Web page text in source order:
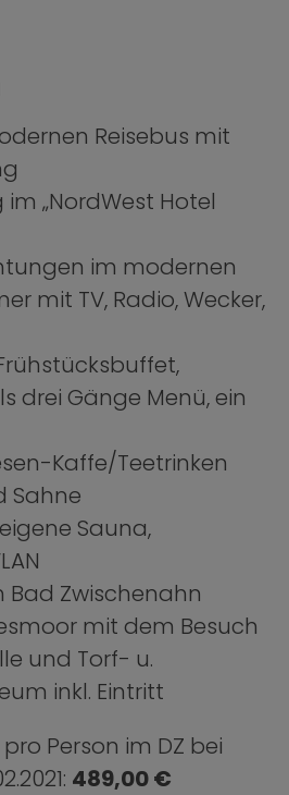
Reisebus mit
„NordWest Hotel
im modernen
mit TV, Radio, Wecker,
drei Gänge Menü, ein
Kaffe/Teetrinken
Sahne
Sauna,
Bad Zwischenahn
mit dem Besuch
und Torf- u.
inkl. Eintritt
Person im DZ bei
489,00 €